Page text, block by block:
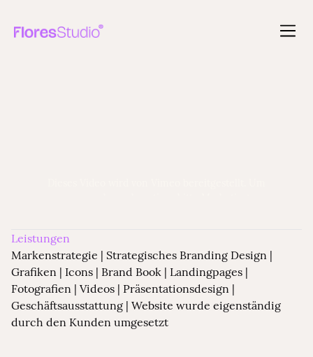
Leistungen
Markenstrategie | Strategisches Branding Design |
Grafiken | Icons | Brand Book | Landingpages |
Fotografien | Videos | Präsentationsdesign |
Geschäftsausstattung | Website wurde eigenständig
durch den Kunden umgesetzt